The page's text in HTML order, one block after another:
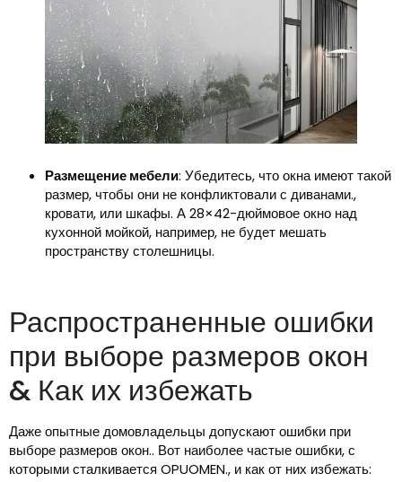
Размещение мебели: Убедитесь, что окна имеют такой
размер, чтобы они не конфликтовали с диванами.,
кровати, или шкафы. А 28×42-дюймовое окно над
кухонной мойкой, например, не будет мешать
пространству столешницы.
Распространенные ошибки
при выборе размеров окон
& Как их избежать
Даже опытные домовладельцы допускают ошибки при
выборе размеров окон.. Вот наиболее частые ошибки, с
которыми сталкивается OPUOMEN., и как от них избежать: